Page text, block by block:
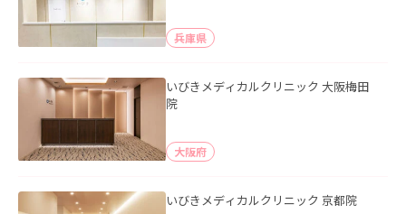
兵庫県
いびきメディカルクリニック 大阪梅田
院
大阪府
いびきメディカルクリニック 京都院